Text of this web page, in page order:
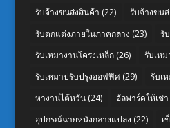
รับจ้างขนส่งสินค้า (22) รับจ้างขน
รับตกแต่งภายในภาคกลาง (23) รั
รับเหมางานโครงเหล็ก(26) รับเห
รับเหมาปรับปรุงออฟฟิศ(29) รับเ
หางานไต้หวัน(24) อัลพาร์ดให้เช่า
อุปกรณ์ฉายหนังกลางแปลง (22) เ